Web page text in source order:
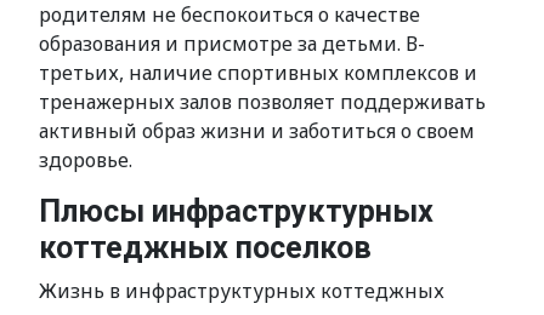
родителям не беспокоиться о качестве
образования и присмотре за детьми. В-
третьих, наличие спортивных комплексов и
тренажерных залов позволяет поддерживать
активный образ жизни и заботиться о своем
здоровье.
Плюсы инфраструктурных
коттеджных поселков
Жизнь в инфраструктурных коттеджных